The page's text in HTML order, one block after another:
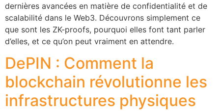
dernières avancées en matière de confidentialité et de
scalabilité dans le Web3. Découvrons simplement ce
que sont les ZK-proofs, pourquoi elles font tant parler
d’elles, et ce qu’on peut vraiment en attendre.
DePIN : Comment la
blockchain révolutionne les
infrastructures physiques